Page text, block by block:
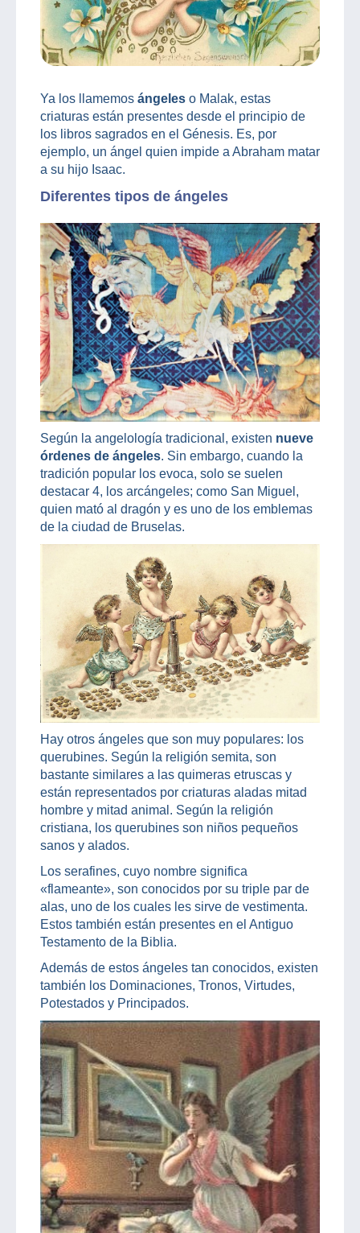
Ya los llamemos ángeles o Malak, estas
criaturas están presentes desde el principio de
los libros sagrados en el Génesis. Es, por
ejemplo, un ángel quien impide a Abraham matar
a su hijo Isaac.
Diferentes tipos de ángeles
Según la angelología tradicional, existen nueve
órdenes de ángeles. Sin embargo, cuando la
tradición popular los evoca, solo se suelen
destacar 4, los arcángeles; como San Miguel,
quien mató al dragón y es uno de los emblemas
de la ciudad de Bruselas.
Hay otros ángeles que son muy populares: los
querubines. Según la religión semita, son
bastante similares a las quimeras etruscas y
están representados por criaturas aladas mitad
hombre y mitad animal. Según la religión
cristiana, los querubines son niños pequeños
sanos y alados.
Los serafines, cuyo nombre significa
«flameante», son conocidos por su triple par de
alas, uno de los cuales les sirve de vestimenta.
Estos también están presentes en el Antiguo
Testamento de la Biblia.
Además de estos ángeles tan conocidos, existen
también los Dominaciones, Tronos, Virtudes,
Potestados y Principados.